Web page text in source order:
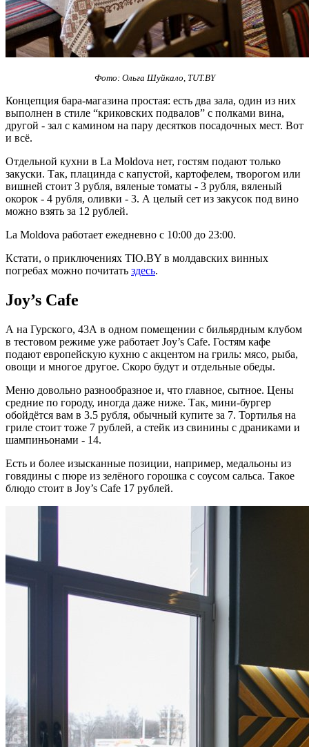
Фото: Ольга Шуйкало, TUT.BY
Концепция бара-магазина простая: есть два зала, один из них
выполнен в стиле “криковских подвалов” с полками вина,
другой - зал с камином на пару десятков посадочных мест. Вот
и всё.
Отдельной кухни в La Moldova нет, гостям подают только
закуски. Так, плацинда с капустой, картофелем, творогом или
вишней стоит 3 рубля, вяленые томаты - 3 рубля, вяленый
окорок - 4 рубля, оливки - 3. А целый сет из закусок под вино
можно взять за 12 рублей.
La Moldova работает ежедневно с 10:00 до 23:00.
Кстати, о приключениях TIO.BY в молдавских винных
погребах можно почитать здесь.
Joy’s Cafe
А на Гурского, 43А в одном помещении с бильярдным клубом
в тестовом режиме уже работает Joy’s Cafe. Гостям кафе
подают европейскую кухню с акцентом на гриль: мясо, рыба,
овощи и многое другое. Скоро будут и отдельные обеды.
Меню довольно разнообразное и, что главное, сытное. Цены
средние по городу, иногда даже ниже. Так, мини-бургер
обойдётся вам в 3.5 рубля, обычный купите за 7. Тортилья на
гриле стоит тоже 7 рублей, а стейк из свинины с драниками и
шампиньонами - 14.
Есть и более изысканные позиции, например, медальоны из
говядины с пюре из зелёного горошка с соусом сальса. Такое
блюдо стоит в Joy’s Cafe 17 рублей.